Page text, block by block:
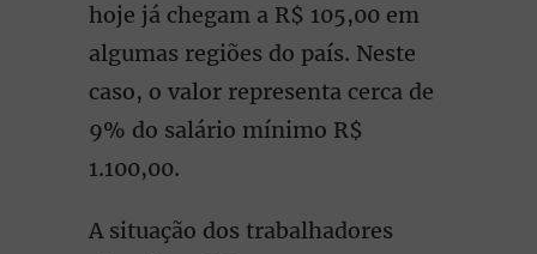
hoje já chegam a R$ 105,00 em
algumas regiões do país. Neste
caso, o valor representa cerca de
9% do salário mínimo R$
1.100,00.
A situação dos trabalhadores